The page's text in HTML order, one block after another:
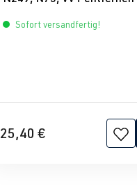
Sofort versandfertig!
25,40 €